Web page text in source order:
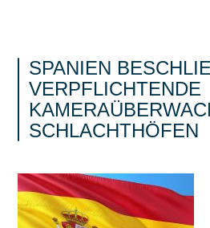
SPANIEN
ERPFLICHTENDE K
CHLACHTHÖFEN